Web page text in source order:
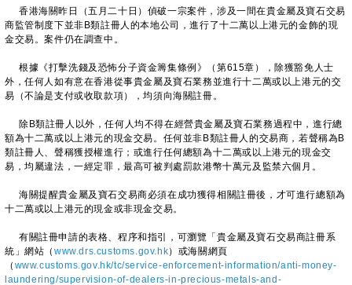
香港海關昨日（五月二十日）偵破一宗案件，涉及一間在貴金屬及寶石交易
商監管制度下並非B類註冊人的本地公司，進行了十二萬以上港元的金飾的現
金交易。案件仍在調查中。
根據《打擊洗錢及恐怖分子資金籌集條例》（第615章），除獲豁免人士
外，任何人如有意在香港從事貴金屬及寶石業務並進行十二萬或以上港元的交
易（不論是支付或收取款項），均須向海關註冊。
除B類註冊人以外，任何人均不得在經營貴金屬及寶石業務過程中，進行總
額為十二萬或以上港元的現金交易。任何並非B類註冊人的交易商，若聲稱為B
類註冊人、聲稱獲授權進行；或進行任何總額為十二萬或以上港元的現金交
易，均屬違法，一經定罪，最高可被判處罰款港幣十萬元及監禁六個月。
海關提醒貴金屬及寶石交易商必須在成功獲得相關註冊後，才可進行總額為
十二萬或以上港元的現金或非現金交易。
有關註冊申請的表格、程序和指引，可瀏覽「貴金屬及寶石交易商註冊系
統」網站（ www.drs.customs.gov.hk）或海關網頁
（ www.customs.gov.hk/tc/service-enforcement-information/anti-money-
laundering/supervision-of-dealers-in-precious-metals-and-